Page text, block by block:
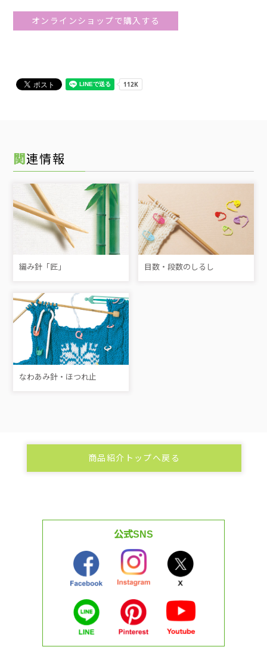
オンラインショップで購入する
関連情報
編み針「匠」 目数・段数のしるし
なわあみ針・ほつれ止
商品紹介トップへ戻る
公式SNS